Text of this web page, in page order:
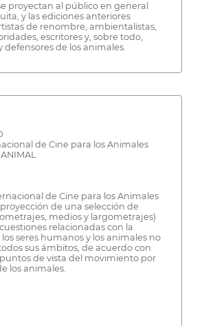
proyectan al público en general
y las ediciones anteriores
de renombre, ambientalistas,
escritores y, sobre todo,
defensores de los animales.
de Cine para los Animales
de Cine para los Animales
de una selección de
medios y largometrajes)
relacionadas con la
seres humanos y los animales no
sus ámbitos, de acuerdo con
de vista del movimiento por
los animales.